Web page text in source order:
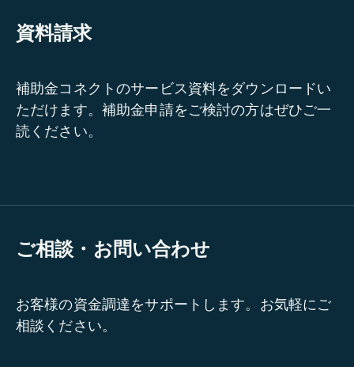
資料請求
補助金コネクトのサービス資料をダウンロードい
ただけます。補助金申請をご検討の方はぜひご一
読ください。
ご相談・お問い合わせ
お客様の資金調達をサポートします。お気軽にご
相談ください。